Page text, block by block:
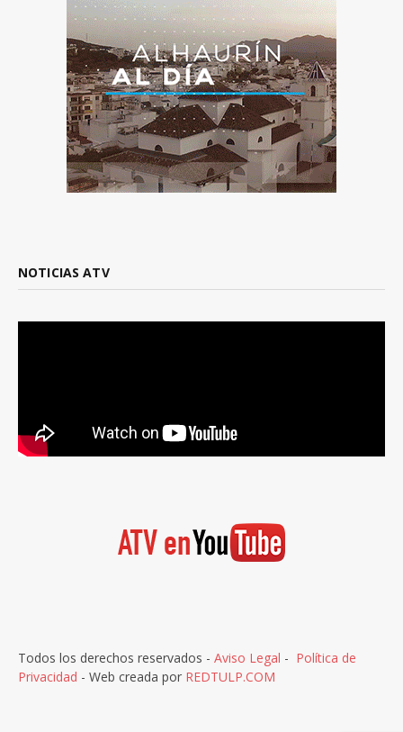
NOTICIAS ATV
Todos los derechos reservados - Aviso Legal - Política de
Privacidad - Web creada por REDTULP.COM